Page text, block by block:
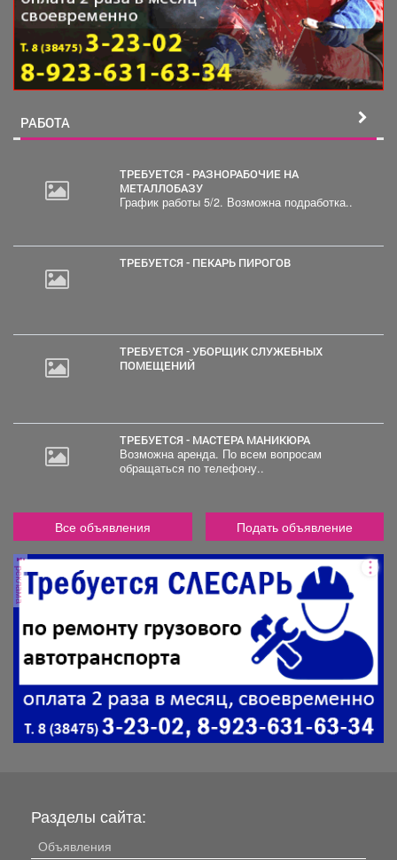
РАБОТА
ТРЕБУЕТСЯ - РАЗНОРАБОЧИЕ НА
МЕТАЛЛОБАЗУ
График работы 5/2. Возможна подработка..
ТРЕБУЕТСЯ - ПЕКАРЬ ПИРОГОВ
ТРЕБУЕТСЯ - УБОРЩИК СЛУЖЕБНЫХ
ПОМЕЩЕНИЙ
ТРЕБУЕТСЯ - МАСТЕРА МАНИКЮРА
Возможна аренда. По всем вопросам
обращаться по телефону..
Все объявления Подать объявление
реклама
Разделы сайта:
Объявления